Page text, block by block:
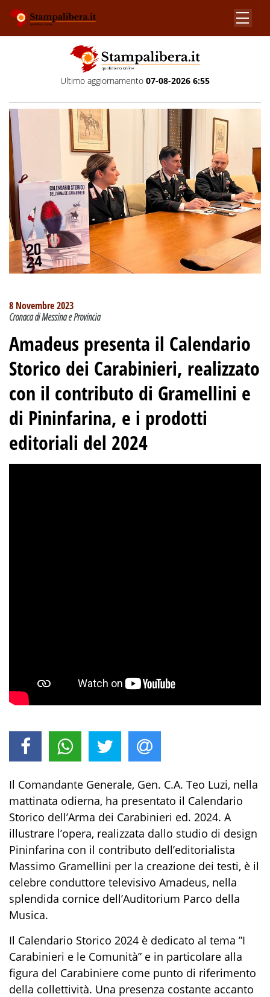
Ultimo aggiornamento 07-08-2026 6:55
8 Novembre 2023
Cronaca di Messina e Provincia
Amadeus presenta il Calendario
Storico dei Carabinieri, realizzato
con il contributo di Gramellini e
di Pininfarina, e i prodotti
editoriali del 2024
Il Comandante Generale, Gen. C.A. Teo Luzi, nella
mattinata odierna, ha presentato il Calendario
Storico dell’Arma dei Carabinieri ed. 2024. A
illustrare l’opera, realizzata dallo studio di design
Pininfarina con il contributo dell’editorialista
Massimo Gramellini per la creazione dei testi, è il
celebre conduttore televisivo Amadeus, nella
splendida cornice dell’Auditorium Parco della
Musica.
Il Calendario Storico 2024 è dedicato al tema ”I
Carabinieri e le Comunità” e in particolare alla
figura del Carabiniere come punto di riferimento
della collettività. Una presenza costante accanto